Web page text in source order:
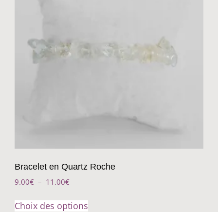
Bracelet en Quartz Roche
9.00€ – 11.00€
Choix des options